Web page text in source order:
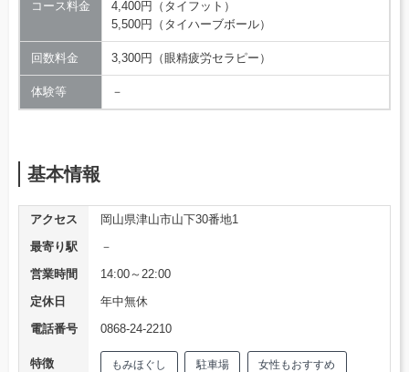
コース料金
4,400円（タイフット）
5,500円（タイハーブボール）
回数料金 3,300円（眼精疲労セラピー）
体験等 －
基本情報
アクセス
岡山県津山市山下30番地1
最寄り駅
－
営業時間
14:00～22:00
定休日
年中無休
電話番号
0868-24-2210
特徴 もみほぐし 駐車場 女性もおすすめ